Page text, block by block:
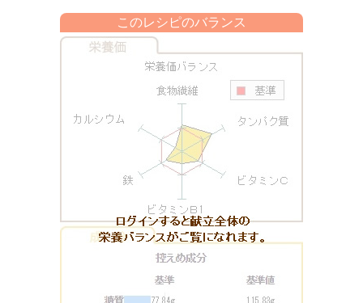
このレシピのバランス